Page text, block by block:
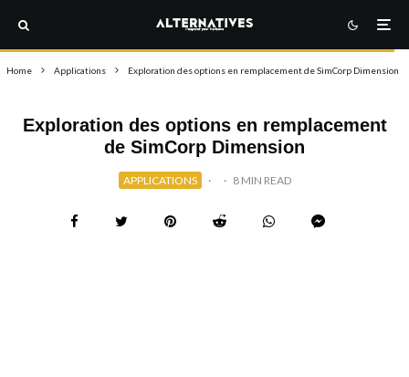
Home Applications Exploration des options en remplacement de SimCorp Dimension
Exploration des options en remplacement
de SimCorp Dimension
APPLICATIONS · · 8 MIN READ